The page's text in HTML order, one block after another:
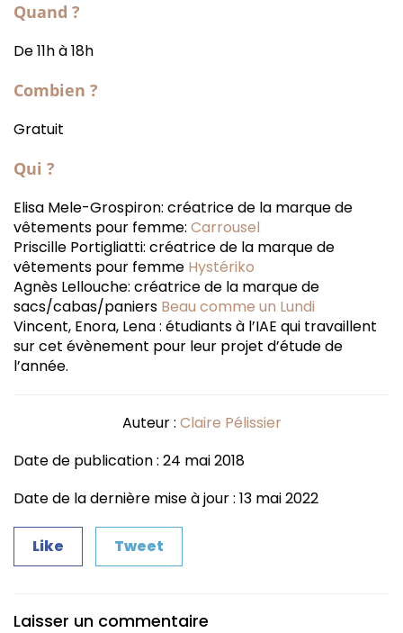
Quand ?
De 11h à 18h
Combien ?
Gratuit
Qui ?
Elisa Mele-Grospiron: créatrice de la marque de
vêtements pour femme: Carrousel
Priscille Portigliatti: créatrice de la marque de
vêtements pour femme Hystériko
Agnès Lellouche: créatrice de la marque de
sacs/cabas/paniers Beau comme un Lundi
Vincent, Enora, Lena : étudiants à l’IAE qui travaillent
sur cet évènement pour leur projet d’étude de
l’année.
Auteur : Claire Pélissier
Date de publication : 24 mai 2018
Date de la dernière mise à jour : 13 mai 2022
Like Tweet
Laisser un commentaire